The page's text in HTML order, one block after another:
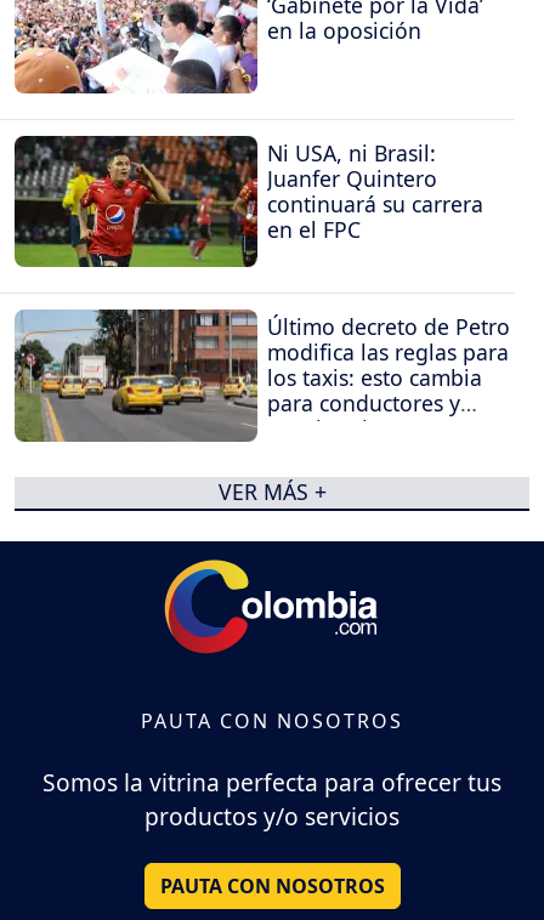
en la oposición
Ni USA, ni Brasil:
Juanfer Quintero
continuará su carrera
en el FPC
Último decreto de Petro
modifica las reglas para
los taxis: esto cambia
para conductores y
propietarios
VER MÁS +
PAUTA CON NOSOTROS
Somos la vitrina perfecta para ofrecer tus
productos y/o servicios
PAUTA CON NOSOTROS